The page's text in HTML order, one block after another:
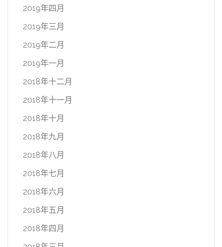
2019年四月
2019年三月
2019年二月
2019年一月
2018年十二月
2018年十一月
2018年十月
2018年九月
2018年八月
2018年七月
2018年六月
2018年五月
2018年四月